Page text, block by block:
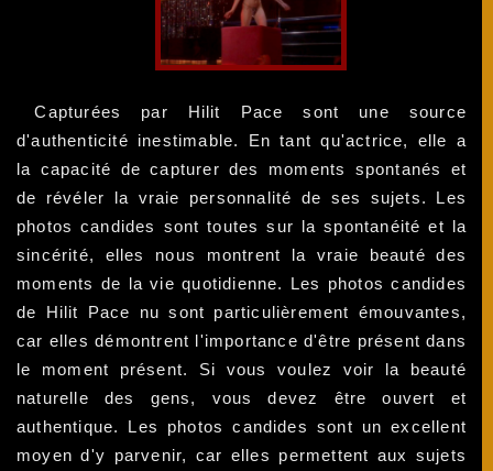
Capturées par Hilit Pace sont une source
d'authenticité inestimable. En tant qu'actrice, elle a
la capacité de capturer des moments spontanés et
de révéler la vraie personnalité de ses sujets. Les
photos candides sont toutes sur la spontanéité et la
sincérité, elles nous montrent la vraie beauté des
moments de la vie quotidienne. Les photos candides
de Hilit Pace nu sont particulièrement émouvantes,
car elles démontrent l'importance d'être présent dans
le moment présent. Si vous voulez voir la beauté
naturelle des gens, vous devez être ouvert et
authentique. Les photos candides sont un excellent
moyen d'y parvenir, car elles permettent aux sujets